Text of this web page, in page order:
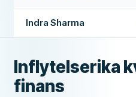
Indra Sharma
Inflytelserika
finans